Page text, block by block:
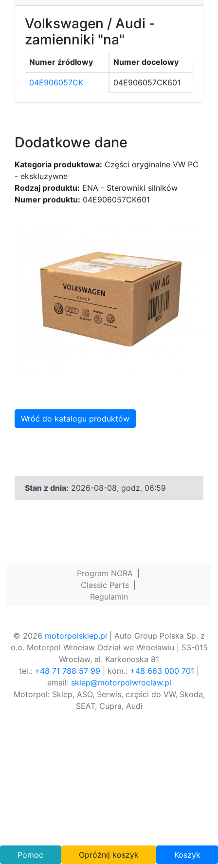
Volkswagen / Audi -
zamienniki "na"
Numer źródłowy Numer docelowy
04E906057CK 04E906057CK601
Dodatkowe dane
Kategoria produktowa: Części oryginalne VW PC
- ekskluzywne
Rodzaj produktu: ENA - Sterowniki silników
Numer produktu: 04E906057CK601
Wróć do katalogu produktów
Stan z dnia: 2026-08-08, godz. 06:59
Program NORA
Classic Parts
Regulamin
© 2026 motorpolsklep.pl | Auto Group Polska Sp. z
o.o. Motorpol Wrocław Odział we Wrocławiu | 53-015
Wrocław, al. Karkonoska 81
tel.: +48 71 788 57 99 | kom.: +48 663 000 701
email: sklep@motorpolwroclaw.pl
Motorpol: Sklep, ASO, Serwis, części do VW, Skoda,
SEAT, Cupra, Audi
Pomoc Opróżnij koszyk Koszyk